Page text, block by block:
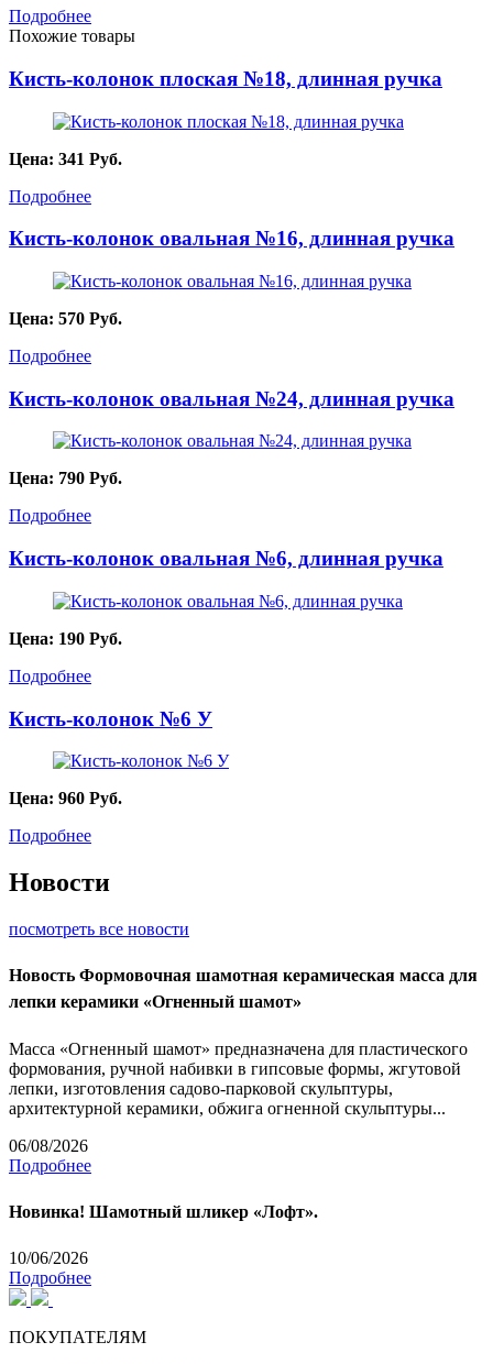
Подробнее
Похожие товары
Кисть-колонок плоская №18, длинная ручка
Цена: 341 Руб.
Подробнее
Кисть-колонок овальная №16, длинная ручка
Цена: 570 Руб.
Подробнее
Кисть-колонок овальная №24, длинная ручка
Цена: 790 Руб.
Подробнее
Кисть-колонок овальная №6, длинная ручка
Цена: 190 Руб.
Подробнее
Кисть-колонок №6 У
Цена: 960 Руб.
Подробнее
Новости
посмотреть все новости
Новость Формовочная шамотная керамическая масса для
лепки керамики «Огненный шамот»
Масса «Огненный шамот» предназначена для пластического
формования, ручной набивки в гипсовые формы, жгутовой
лепки, изготовления садово-парковой скульптуры,
архитектурной керамики, обжига огненной скульптуры...
06/08/2026
Подробнее
Новинка! Шамотный шликер «Лофт».
10/06/2026
Подробнее
ПОКУПАТЕЛЯМ